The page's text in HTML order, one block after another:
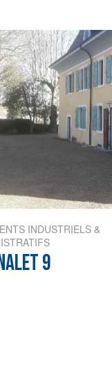
INDUSTRIELS &
9